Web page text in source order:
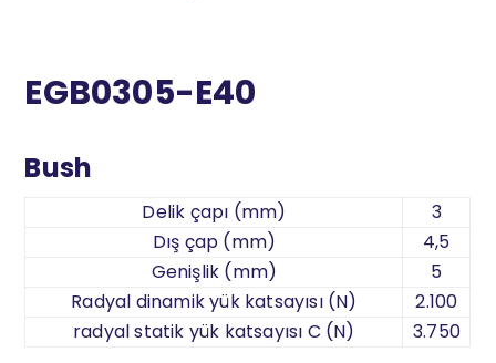
EGB0305-E40
Bush
Delik çapı (mm)
3
Dış çap (mm)
4,5
Genişlik (mm)
5
Radyal dinamik yük katsayısı (N)
2.100
radyal statik yük katsayısı C (N)
3.750